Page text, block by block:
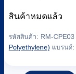
สินค้าหมดแล้ว
รหัสสินค้า: RM-CPE03
Polyethylene) แบรนด์: